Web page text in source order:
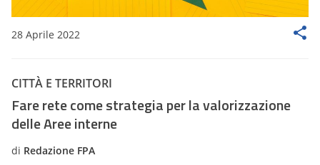
28 Aprile 2022
CITTÀ E TERRITORI
Fare rete come strategia per la valorizzazione
delle Aree interne
di Redazione FPA